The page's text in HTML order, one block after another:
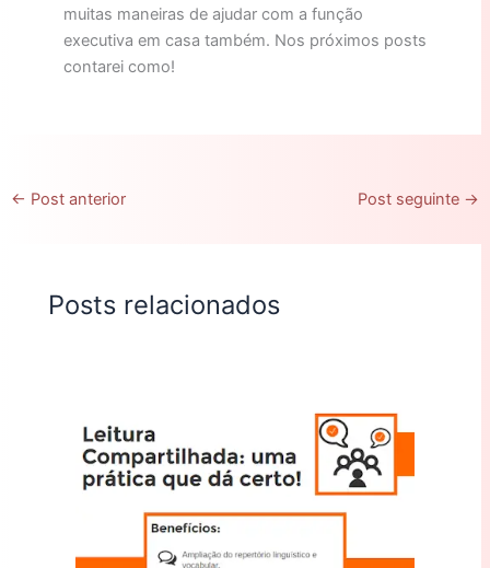
muitas maneiras de ajudar com a função
executiva em casa também. Nos próximos posts
contarei como!
← Post anterior Post seguinte →
Posts relacionados